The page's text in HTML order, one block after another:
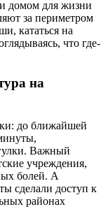
домом для жизни
за периметром
кататься на
что где-
на
до ближайшей
Важный
учреждения,
болей. А
сделали доступ к
районах